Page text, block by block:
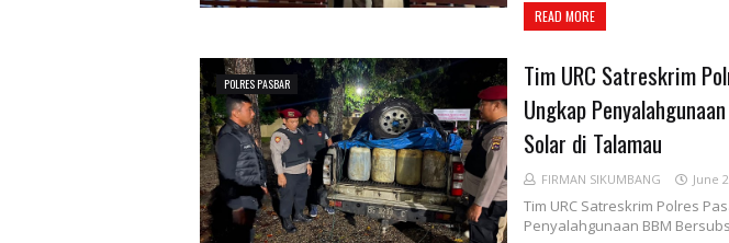
READ MORE
POLRES PASBAR
Tim URC Satreskrim
Ungkap
Solar di Talamau
FIRMAN SIKUMBANG June
Tim URC Satreskrim Polres
Penyalahgunaan BBM